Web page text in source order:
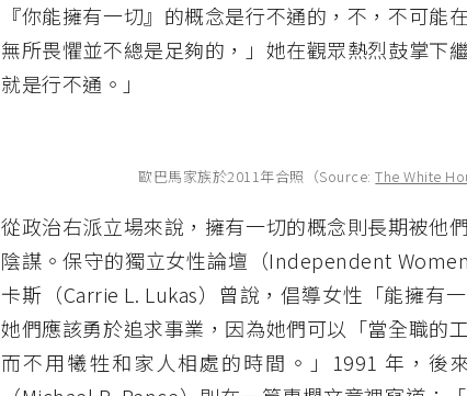
『你能擁有一切』的概念是行不通的，不，不可能
無所畏懼並不總是足夠的，」她在觀眾熱烈鼓掌下
就是行不通。」
歐巴馬家族於2011年合照（Source:The White
從政治右派立場來說，擁有一切的概念則長期被他
陰謀。保守的獨立女性論壇（Independent
卡斯（Carrie L. Lukas）曾說，倡導女性「能擁有
她們應該勇於追求事業，因為她們可以「當全職的
而不用犧牲和家人相處的時間。」1991 年，後